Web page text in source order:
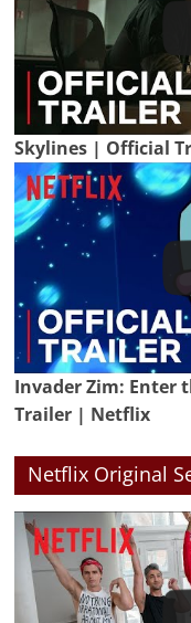
Skylines | Official
Invader Zim: Enter
Trailer | Netflix
Netflix Original